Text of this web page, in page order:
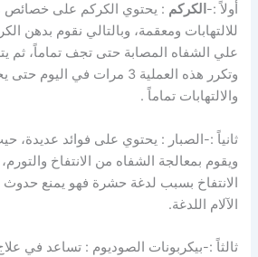
أولاً :- الكركم : يحتوي الكركم على خصائص
للالتهابات ومعقمة، وبالتالي نقوم بدهن
علي الشفاه المصابة حتى تجف تماماً، ثم
وتكرر هذه العملية 3 مرات في
والالتهابات تماماً .
ثانياً :-الصبار : يحتوي على فوائد عديدة،
ويقوم بمعالجة الشفاه من الانتفاخ
الانتفاخ بسبب لدغة حشرة فهو يمنع
الآلام اللدغة.
ثالثاً :-بيكربونات الصوديوم : تساعد في علاج